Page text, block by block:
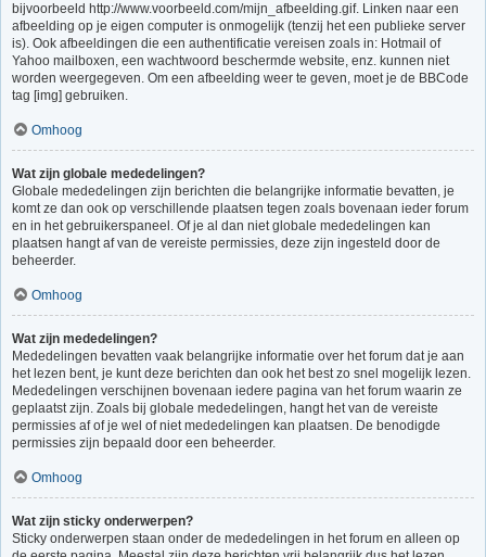
bijvoorbeeld http://www.voorbeeld.com/mijn_afbeelding.gif. Linken naar een
afbeelding op je eigen computer is onmogelijk (tenzij het een publieke server
is). Ook afbeeldingen die een authentificatie vereisen zoals in: Hotmail of
Yahoo mailboxen, een wachtwoord beschermde website, enz. kunnen niet
worden weergegeven. Om een afbeelding weer te geven, moet je de BBCode
tag [img] gebruiken.
Omhoog
Wat zijn globale mededelingen?
Globale mededelingen zijn berichten die belangrijke informatie bevatten, je
komt ze dan ook op verschillende plaatsen tegen zoals bovenaan ieder forum
en in het gebruikerspaneel. Of je al dan niet globale mededelingen kan
plaatsen hangt af van de vereiste permissies, deze zijn ingesteld door de
beheerder.
Omhoog
Wat zijn mededelingen?
Mededelingen bevatten vaak belangrijke informatie over het forum dat je aan
het lezen bent, je kunt deze berichten dan ook het best zo snel mogelijk lezen.
Mededelingen verschijnen bovenaan iedere pagina van het forum waarin ze
geplaatst zijn. Zoals bij globale mededelingen, hangt het van de vereiste
permissies af of je wel of niet mededelingen kan plaatsen. De benodigde
permissies zijn bepaald door een beheerder.
Omhoog
Wat zijn sticky onderwerpen?
Sticky onderwerpen staan onder de mededelingen in het forum en alleen op